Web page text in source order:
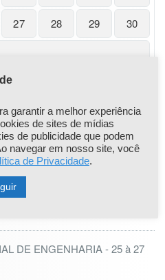
27 28 29 30
Comentário
DE ENGENHARIA - 25 à 27
garantir a melhor experiência
de sites de mídias
de publicidade que podem
navegar em nosso site, você
de Privacidade.